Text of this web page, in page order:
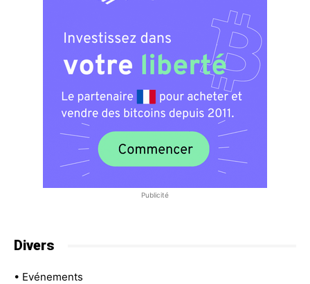
Publicité
Divers
• Evénements